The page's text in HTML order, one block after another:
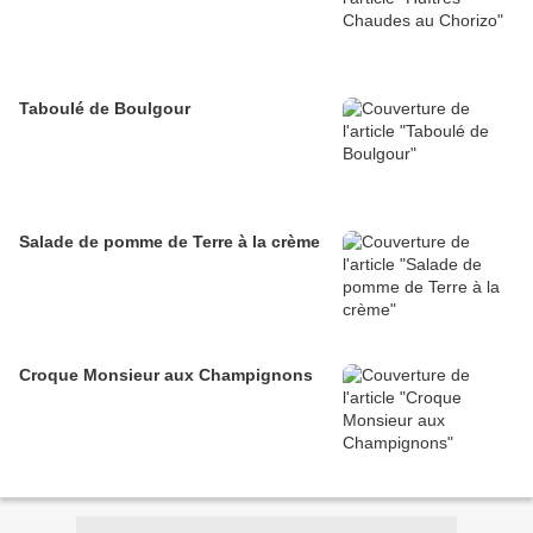
Taboulé de Boulgour
Salade de pomme de Terre à la crème
Croque Monsieur aux Champignons